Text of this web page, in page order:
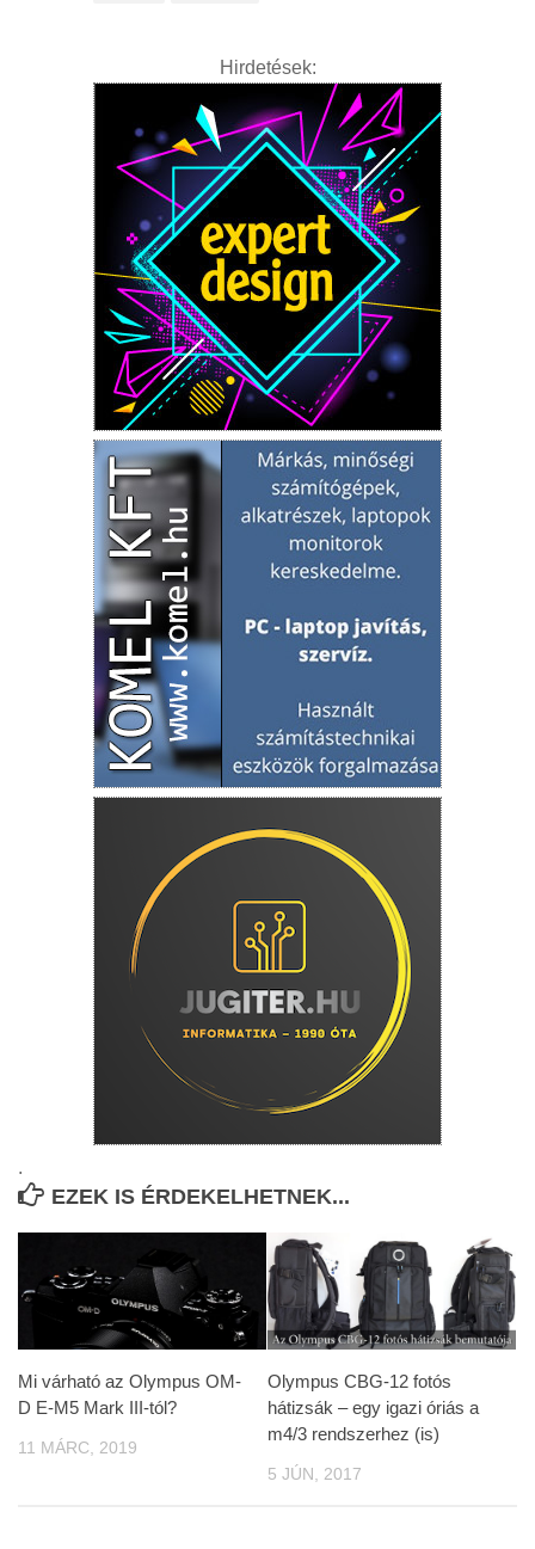
Hirdetések:
.
EZEK IS ÉRDEKELHETNEK...
Mi várható az Olympus OM-
D E-M5 Mark III-tól?
11 MÁRC, 2019
Olympus CBG-12 fotós
hátizsák – egy igazi óriás a
m4/3 rendszerhez (is)
5 JÚN, 2017